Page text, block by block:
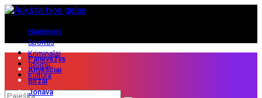
Naujienos
Sportas
Kriminalai
Įdomu
Kultūra
Panevėžys
Anykščiai
Biržai
Jonava